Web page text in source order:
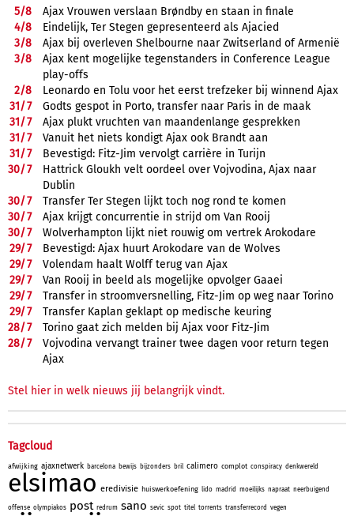
5/8
Ajax Vrouwen verslaan Brøndby en staan in finale
4/8
Eindelijk, Ter Stegen gepresenteerd als Ajacied
3/8
Ajax bij overleven Shelbourne naar Zwitserland of Armenië
3/8
Ajax kent mogelijke tegenstanders in Conference League
play-offs
2/8
Leonardo en Tolu voor het eerst trefzeker bij winnend Ajax
31/7
Godts gespot in Porto, transfer naar Paris in de maak
31/7
Ajax plukt vruchten van maandenlange gesprekken
31/7
Vanuit het niets kondigt Ajax ook Brandt aan
31/7
Bevestigd: Fitz-Jim vervolgt carrière in Turijn
30/7
Hattrick Gloukh velt oordeel over Vojvodina, Ajax naar
Dublin
30/7
Transfer Ter Stegen lijkt toch nog rond te komen
30/7
Ajax krijgt concurrentie in strijd om Van Rooij
30/7
Wolverhampton lijkt niet rouwig om vertrek Arokodare
29/7
Bevestigd: Ajax huurt Arokodare van de Wolves
29/7
Volendam haalt Wolff terug van Ajax
29/7
Van Rooij in beeld als mogelijke opvolger Gaaei
29/7
Transfer in stroomversnelling, Fitz-Jim op weg naar Torino
29/7
Transfer Kaplan geklapt op medische keuring
28/7
Torino gaat zich melden bij Ajax voor Fitz-Jim
28/7
Vojvodina vervangt trainer twee dagen voor return tegen
Ajax
Stel hier in welk nieuws jij belangrijk vindt.
Tagcloud
afwijking ajaxnetwerk barcelona bewijs bijzonders bril calimero complot conspiracy denkwereld
elsimao eredivisie huiswerkoefening lido madrid moeilijks napraat neerbuigend
offense olympiakos post redrum sano sevic spot titel torrents transferrecord vegen